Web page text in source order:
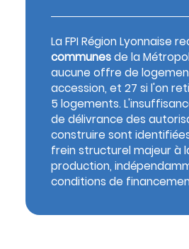
La FPI Région Lyonnaise
communesde la
aucune offre de
accession, et 27 si l'on
5 logements.
de délivrance des
construire sont
frein structurel majeur à
production,
conditions de